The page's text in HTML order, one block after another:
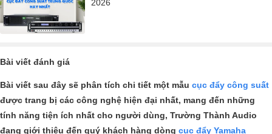
2026
Bài viết đánh giá
Bài viết sau đây sẽ phân tích chi tiết một mẫu cục đẩy công suất
được trang bị các công nghệ hiện đại nhất, mang đến những
tính năng tiện ích nhất cho người dùng, Trường Thành Audio
đang giới thiệu đến quý khách hàng dòng cục đẩy Yamaha